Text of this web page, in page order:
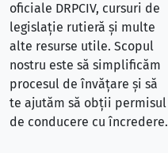
oficiale DRPCIV, cursuri de
legislație rutieră și multe
alte resurse utile. Scopul
nostru este să simplificăm
procesul de învățare și să
te ajutăm să obții permisul
de conducere cu încredere.